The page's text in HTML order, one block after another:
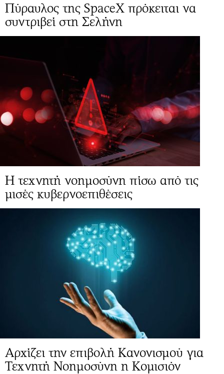
Πύραυλος της SpaceX πρόκειται να
συντριβεί στη Σελήνη
Η τεχνητή νοημοσύνη πίσω από τις
μισές κυβερνοεπιθέσεις
Αρχίζει την επιβολή Κανονισμού για
Τεχνητή Νοημοσύνη η Κομισιόν